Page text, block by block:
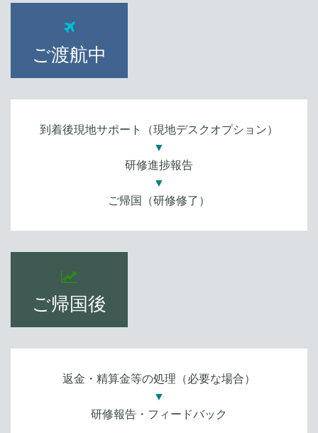
ご渡航中
到着後現地サポート（現地デスクオプション）
▼
研修進捗報告
▼
ご帰国（研修修了）
ご帰国後
返金・精算金等の処理（必要な場合）
▼
研修報告・フィードバック